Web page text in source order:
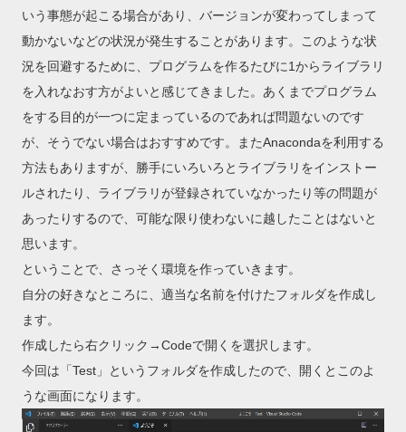
いう事態が起こる場合があり、バージョンが変わってしまって
動かないなどの状況が発生することがあります。このような状
況を回避するために、プログラムを作るたびに1からライブラリ
を入れなおす方がよいと感じてきました。あくまでプログラム
をする目的が一つに定まっているのであれば問題ないのです
が、そうでない場合はおすすめです。またAnacondaを利用する
方法もありますが、勝手にいろいろとライブラリをインストー
ルされたり、ライブラリが登録されていなかったり等の問題が
あったりするので、可能な限り使わないに越したことはないと
思います。
ということで、さっそく環境を作っていきます。
自分の好きなところに、適当な名前を付けたフォルダを作成し
ます。
作成したら右クリック→Codeで開くを選択します。
今回は「Test」というフォルダを作成したので、開くとこのよ
うな画面になります。